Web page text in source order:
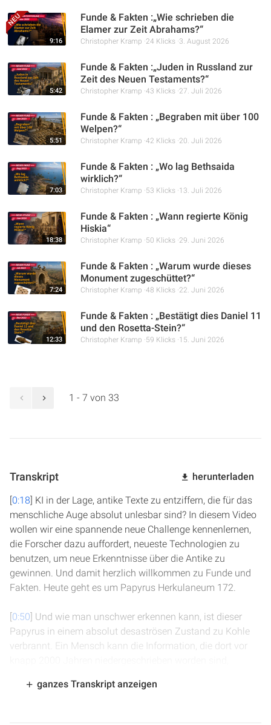
9:16
Funde & Fakten :„Wie schrieben die
Elamer zur Zeit Abrahams?“
Christopher Kramp 24 Klicks 3. August 2026
5:42
Funde & Fakten :„Juden in Russland zur
Zeit des Neuen Testaments?“
Christopher Kramp 43 Klicks 27. Juli 2026
5:51
Funde & Fakten : „Begraben mit über 100
Welpen?“
Christopher Kramp 42 Klicks 20. Juli 2026
7:03
Funde & Fakten : „Wo lag Bethsaida
wirklich?“
Christopher Kramp 53 Klicks 13. Juli 2026
18:38
Funde & Fakten : „Wann regierte König
Hiskia“
Christopher Kramp 50 Klicks 29. Juni 2026
7:24
Funde & Fakten : „Warum wurde dieses
Monument zugeschüttet?“
Christopher Kramp 48 Klicks 22. Juni 2026
12:33
Funde & Fakten : „Bestätigt dies Daniel 11
und den Rosetta-Stein?“
Christopher Kramp 59 Klicks 15. Juni 2026
1 - 7 von 33
Transkript herunterladen
[0:18] KI in der Lage, antike Texte zu entziffern, die für das
menschliche Auge absolut unlesbar sind? In diesem Video
wollen wir eine spannende neue Challenge kennenlernen,
die Forscher dazu auffordert, neueste Technologien zu
benutzen, um neue Erkenntnisse über die Antike zu
gewinnen. Und damit herzlich willkommen zu Funde und
Fakten. Heute geht es um Papyrus Herkulaneum 172.
[0:50] Und wie man unschwer erkennen kann, ist dieser
Papyrus in einem absolut desaströsen Zustand zu Kohle
verbrannt. Ein Mensch kann die Information, die dort vor
Warum ist dieser und viele andere Papyrus in einem so
ganzes Transkript anzeigen